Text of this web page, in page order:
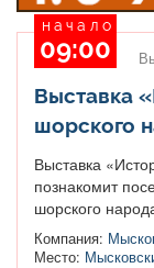
начало
09:00
Выставка
шорского
Выставка
познакомит
шорского
Компания:
Место: